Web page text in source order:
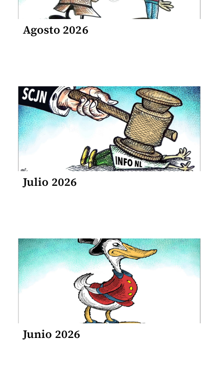
Agosto 2026
Julio 2026
Junio 2026